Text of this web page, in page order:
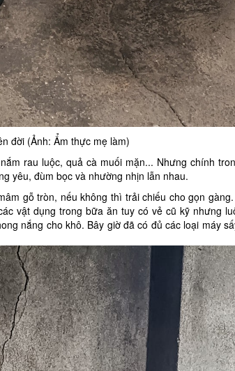
đời (Ảnh: Ẩm thực mẹ làm)
rau luộc, quả cà muối mặn... Nhưng chính
yêu, đùm bọc và nhường nhịn lẫn nhau.
gỗ tròn, nếu không thì trải chiếu cho gọn
vật dụng trong bữa ăn tuy có vẻ cũ kỹ nhưng
nắng cho khô. Bây giờ đã có đủ các loại máy